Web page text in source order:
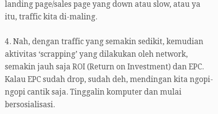
landing page/sales page yang down atau slow, atau ya
itu, traffic kita di-maling.
4. Nah, dengan traffic yang semakin sedikit, kemudian
aktivitas ‘scrapping’ yang dilakukan oleh network,
semakin jauh saja ROI (Return on Investment) dan EPC.
Kalau EPC sudah drop, sudah deh, mendingan kita ngopi-
ngopi cantik saja. Tinggalin komputer dan mulai
bersosialisasi.